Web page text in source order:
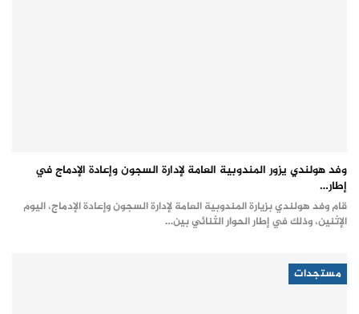
وفد هولندي يزور المندوبية العامة لإدارة السجون وإعادة الإدماج في
إطار…
قام وفد هولندي بزيارة المندوبية العامة لإدارة السجون وإعادة الإدماج، اليوم
الإثنين، وذلك في إطار الحوار الثنائي بين…
مستجدات